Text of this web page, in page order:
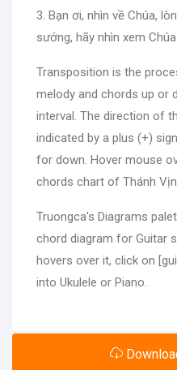
3. Bạn ơi, nhìn về Chúa,
sướng, hãy nhìn xem
Transposition is the
melody and chords up or
interval. The direction of
indicated by a plus (+)
for down. Hover mouse
chords chart of Thánh
Truongca's Diagrams
chord diagram for Guitar
hovers over it, click on
into Ukulele or Piano.